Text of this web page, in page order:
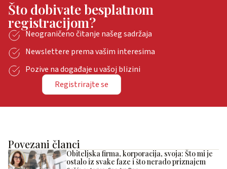
Što dobivate besplatnom
registracijom?
Neograničeno čitanje našeg sadržaja
Newslettere prema vašim interesima
Pozive na događaje u vašoj blizini
Registrirajte se
Povezani članci
Obiteljska firma, korporacija, svoja: Što mi je
ostalo iz svake faze i što nerado priznajem